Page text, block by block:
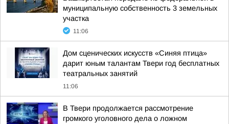
муниципальную собственность 3 земельных
участка
11:06
Дом сценических искусств «Синяя птица»
дарит юным талантам Твери год бесплатных
театральных занятий
11:06
В Твери продолжается рассмотрение
громкого уголовного дела о ложном